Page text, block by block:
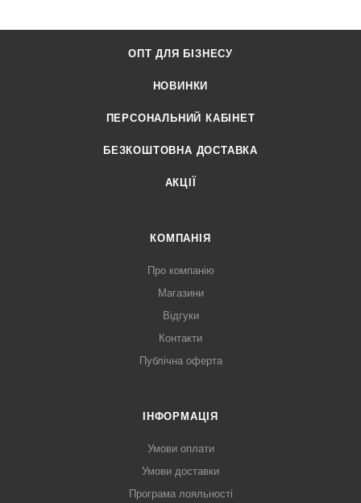
ОПТ ДЛЯ БІЗНЕСУ
НОВИНКИ
ПЕРСОНАЛЬНИЙ КАБІНЕТ
БЕЗКОШТОВНА ДОСТАВКА
АКЦІЇ
КОМПАНІЯ
Про компанію
Магазини
Відгуки
Контакти
Публічна оферта
ІНФОРМАЦІЯ
Умови оплати
Умови доставки
Програма лояльності